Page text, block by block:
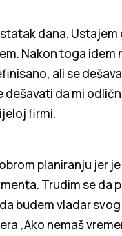
dana. Ustajem
Nakon toga idem
ali se dešava
dešavati da mi
firmi.
planiranju jer
Trudim se da
budem vladar
„Ako nemaš